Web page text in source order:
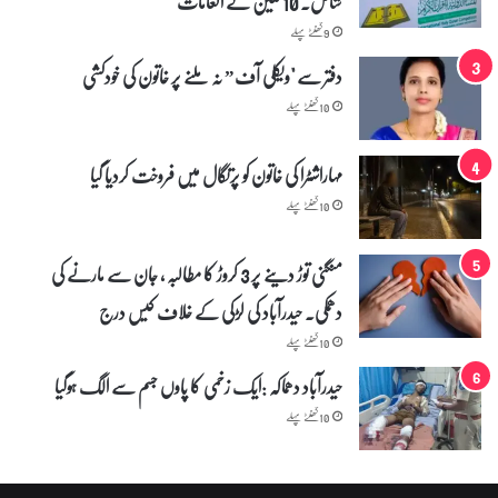
ا
ک
ر
ج
ن
د
ے
د
ی
9 گھنٹے پہلے
دفتر سے "ویکلی آف” نہ ملنے پر خاتون کی خودکشی
10 گھنٹے پہلے
مہاراشٹرا کی خاتون کو پرتگال میں فروخت کردیا گیا
10 گھنٹے پہلے
منگنی توڑ دینے پر 3 کروڑ کا مطالبہ ، جان سے مارنے کی
دھمکی۔ حیدرآباد کی لڑکی کے خلاف کیس درج
10 گھنٹے پہلے
حیدرآباد دھماکہ :ایک زخمی کا پاوں جسم سے الگ ہوگیا
10 گھنٹے پہلے